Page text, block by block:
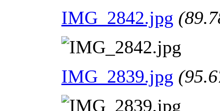
IMG_2842.jpg
IMG_2839.jpg